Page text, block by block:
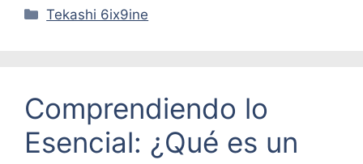
Categorías
Tekashi 6ix9ine
Comprendiendo lo
Esencial: ¿Qué es un